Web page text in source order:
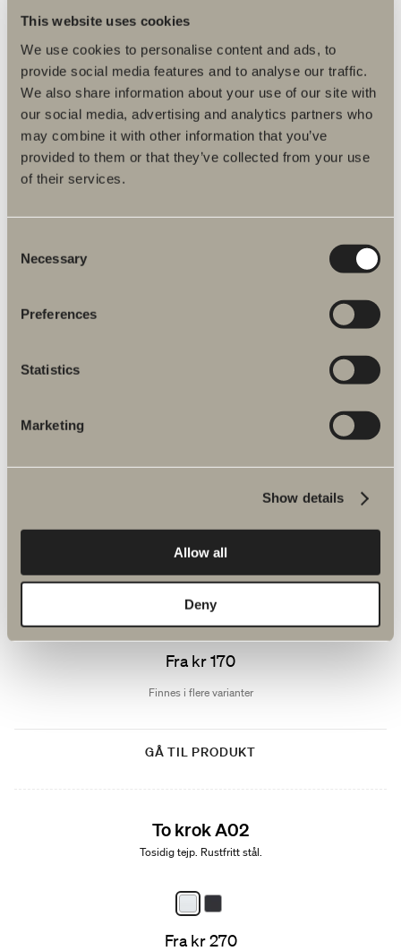
This website uses cookies
We use cookies to personalise content and ads, to
provide social media features and to analyse our traffic.
We also share information about your use of our site with
our social media, advertising and analytics partners who
may combine it with other information that you’ve
provided to them or that they’ve collected from your use
of their services.
Selection
Necessary
Preferences
Statistics
Marketing
Show details
Allow all
Deny
Tosidig tejp. Rustfritt stål.
Fra kr 420
Finnes i én variant
GÅ TIL PRODUKT
En krok A01
Tosidig tejp. Rustfritt stål.
Fra kr 170
Finnes i flere varianter
GÅ TIL PRODUKT
To krok A02
Tosidig tejp. Rustfritt stål.
Fra kr 270